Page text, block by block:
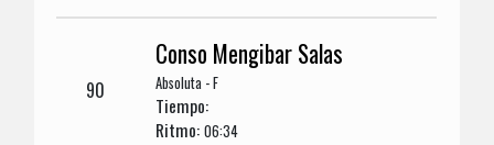
90
Conso Mengibar Salas
Absoluta - F
Tiempo:
Ritmo:06:34